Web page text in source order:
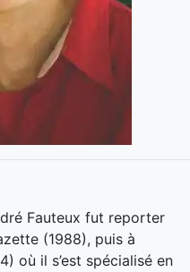
Fauteux fut reporter
(1988), puis à
où il s’est spécialisé en